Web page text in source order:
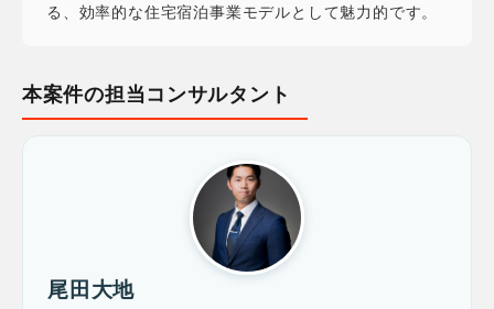
る、効率的な住宅宿泊事業モデルとして魅力的です。
本案件の担当コンサルタント
尾田大地